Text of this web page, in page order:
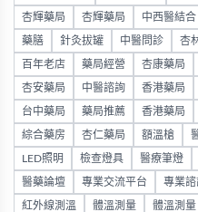
杏輝藥局 杏輝藥局 中西醫結合
藥膳 針灸拔罐 中醫問診 杏
百年老店 藥局經營 杏康藥局
杏安藥局 中醫諮詢 香港藥局
台中藥局 藥局推薦 香港藥局
綜合藥房 杏仁藥局 額溫槍
LED照明 檢查燈具 醫療筆燈
醫藥論壇 專業交流平台 專業諮
紅外線測溫 體溫測量 體溫測量